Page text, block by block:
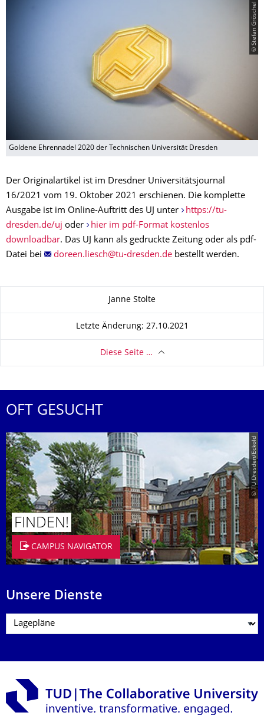
© Stefan Gröschel
Goldene Ehrennadel 2020 der Technischen Universität Dresden
Der Originalartikel ist im Dresdner Universitätsjournal
16/2021 vom 19. Oktober 2021 erschienen. Die komplette
Ausgabe ist im Online-Auftritt des UJ unter
https://tu-
dresden.de/uj oder
hier im pdf-Format kostenlos
downloadbar. Das UJ kann als gedruckte Zeitung oder als pdf-
Datei bei
bestellt werden.
Janne Stolte
Letzte Änderung: 27.10.2021
Diese Seite …
OFT GESUCHT
© TU Dresden/Eckold
FINDEN!
CAMPUS NAVIGATOR
Unsere Dienste